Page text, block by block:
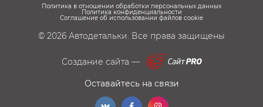
Политика в отношении обработки персональных данных
Политика конфиденциальности
Соглашение об использовании файлов cookie
© 2026 Автодетальки. Все права защищены
Оставайтесь на связи
Создание сайта —